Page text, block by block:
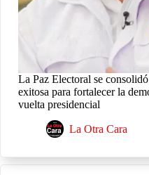
La Paz Electoral se
exitosa para fortalecer la
vuelta presidencial
La Otra Cara